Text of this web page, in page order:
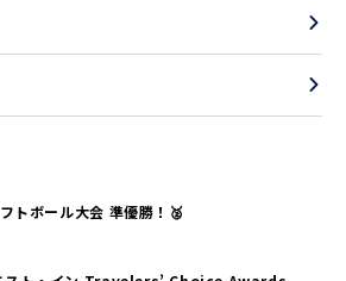
トボール大会 準優勝！🥈